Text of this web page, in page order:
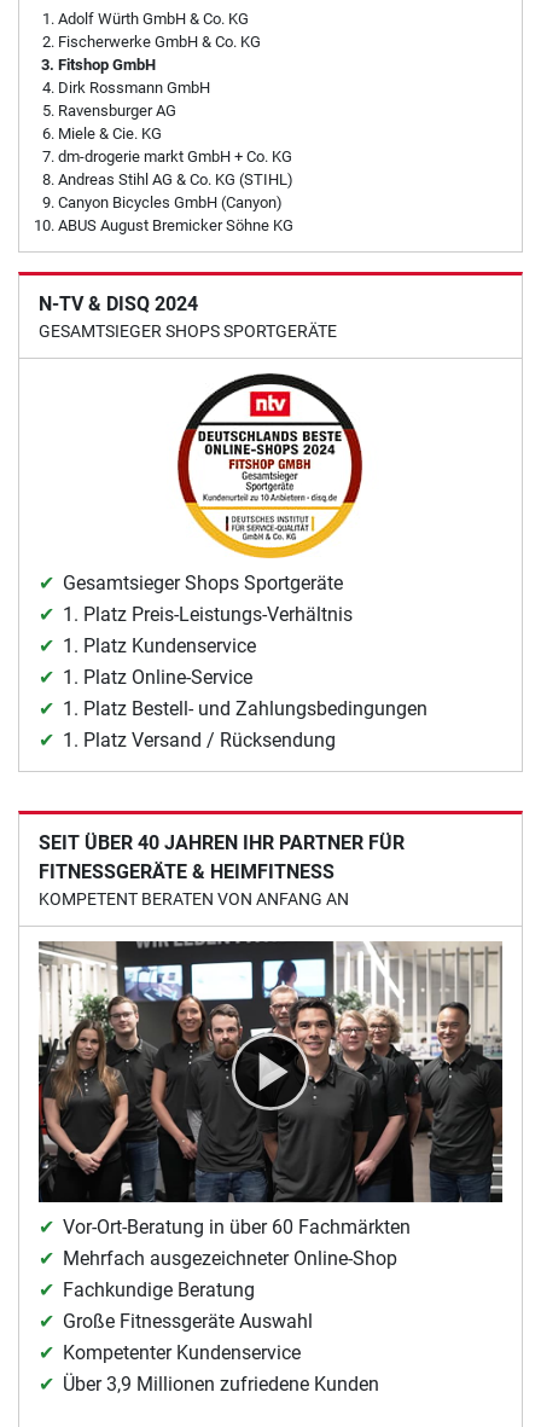
Adolf Würth GmbH & Co. KG
Fischerwerke GmbH & Co. KG
Fitshop GmbH
Dirk Rossmann GmbH
Ravensburger AG
Miele & Cie. KG
dm-drogerie markt GmbH + Co. KG
Andreas Stihl AG & Co. KG (STIHL)
Canyon Bicycles GmbH (Canyon)
ABUS August Bremicker Söhne KG
N-TV & DISQ 2024
GESAMTSIEGER SHOPS SPORTGERÄTE
Gesamtsieger Shops Sportgeräte
1. Platz Preis-Leistungs-Verhältnis
1. Platz Kundenservice
1. Platz Online-Service
1. Platz Bestell- und Zahlungsbedingungen
1. Platz Versand / Rücksendung
SEIT ÜBER 40 JAHREN IHR PARTNER FÜR
FITNESSGERÄTE & HEIMFITNESS
KOMPETENT BERATEN VON ANFANG AN
Vor-Ort-Beratung in über 60 Fachmärkten
Mehrfach ausgezeichneter Online-Shop
Fachkundige Beratung
Große Fitnessgeräte Auswahl
Kompetenter Kundenservice
Über 3,9 Millionen zufriedene Kunden